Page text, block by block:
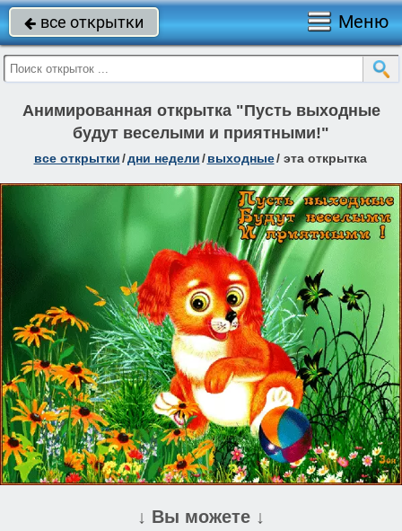
 все открытки Меню
Анимированная открытка "Пусть выходные
будут веселыми и приятными!"
все открытки/дни недели/ выходные/ эта открытка
↓ Вы можете ↓